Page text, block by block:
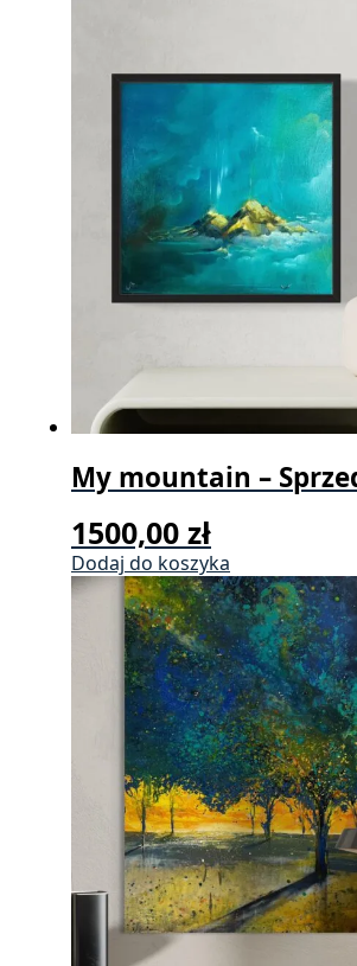
My mountain –
1500,00 zł
Dodaj do koszyka